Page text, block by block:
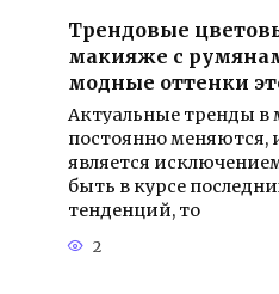
Трендовые
макияже с
модные оттенки
Актуальные тренды
постоянно меняются,
является
быть в курсе
тенденций, то
2